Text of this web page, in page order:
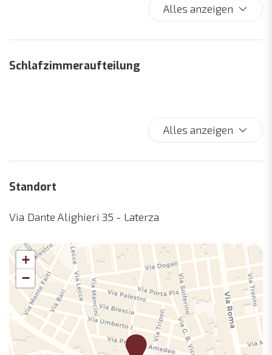
Begehbarer Kleiderschrank
Besichtigung von Weinkellern
Breite Badezimmertür
Breiter Korridor
Breite Schlafzimmertür
Bügeleisen
Cliff
Doppelbett
Doppelbetten
Dusche
Einstöckiges Haus
Alles anzeigen
Schlafzimmeraufteilung
Alles anzeigen
Standort
Via Dante Alighieri 35 - Laterza
+
−